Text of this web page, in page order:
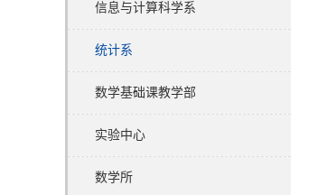
信息与计算科学系
统计系
数学基础课教学部
实验中心
数学所